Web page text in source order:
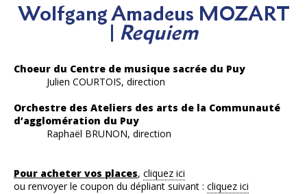
Wolfgang Amadeus MOZART
| Requiem
Choeur du Centre de musique sacrée du Puy
Julien COURTOIS, direction
Orchestre des Ateliers des arts de la Communauté
d’agglomération du Puy
Raphaël BRUNON, direction
Pour acheter vos places, cliquez ici
ou renvoyer le coupon du dépliant suivant : cliquez ici